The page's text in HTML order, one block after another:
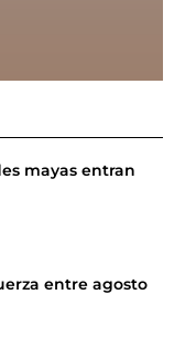
mayas entran
entre agosto